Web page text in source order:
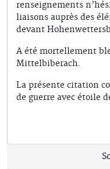
renseignements
liaisons auprès des
devant
A été mortellement
Mittelbiberach.
La présente citation
de guerre avec étoile